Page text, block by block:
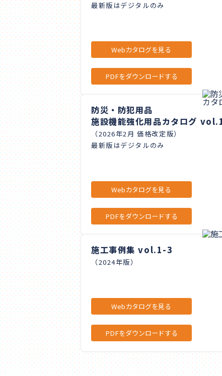
最新版はデジタルのみ
Webカタログを見る
PDFをダウンロードする
防災・防犯用品
施設機能強化用品カタログ
（2026年2月 価格改定版）
最新版はデジタルのみ
Webカタログを見る
PDFをダウンロードする
施工事例集 vol.1-3
（2024年版）
Webカタログを見る
PDFをダウンロードする